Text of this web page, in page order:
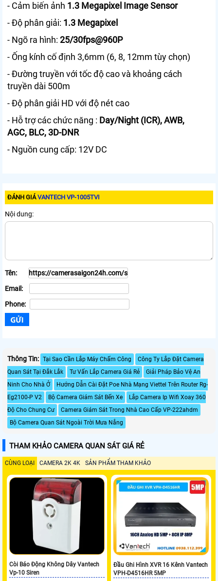
- Cảm biến ảnh 1.3 Megapixel Image Sensor
- Độ phân giải: 1.3 Megapixel
- Ngõ ra hình: 25/30fps@960P
- Ống kính cố định 3,6mm (6, 8, 12mm tùy chọn)
- Đường truyền với tốc độ cao và khoảng cách
truyền dài 500m
- Độ phân giải HD với độ nét cao
- Hỗ trợ các chức năng : Day/Night (ICR), AWB,
AGC, BLC, 3D-DNR
- Nguồn cung cấp: 12V DC
ĐÁNH GIÁVANTECH VP-1005TVI
Nội dung:
Tên:
Email:
Phone:
Thông Tin: Tại Sao Cần Lắp Máy Chấm Công
Công Ty Lắp Đặt Camera
Quan Sát Tại Đắk Lắk
Tư Vấn Lắp Camera Giá Rẻ
Giải Pháp Bảo Vệ An
Ninh Cho Nhà Ở
Hướng Dẫn Cài Đặt Poe Nhà Mạng Viettel Trên Router Rg-
Eg2100-P V2
Bộ Camera Giám Sát Bến Xe
Lắp Camera Ip Wifi Xoay 360
Độ Cho Chung Cư
Camera Giám Sát Trong Nhà Cao Cấp VP-222ahdm
Bộ Camera Quan Sát Ngoài Trời Mưa Nắng
THAM KHẢO CAMERA QUAN SÁT GIÁ RẺ
CÙNG LOẠI CAMERA 2K 4K SẢN PHẨM THAM KHẢO
Còi Báo Động Không Dây Vantech
Vp-10 Siren
Đầu Ghi Hình XVR 16 Kênh Vantech
VPH-D4516HR 5MP